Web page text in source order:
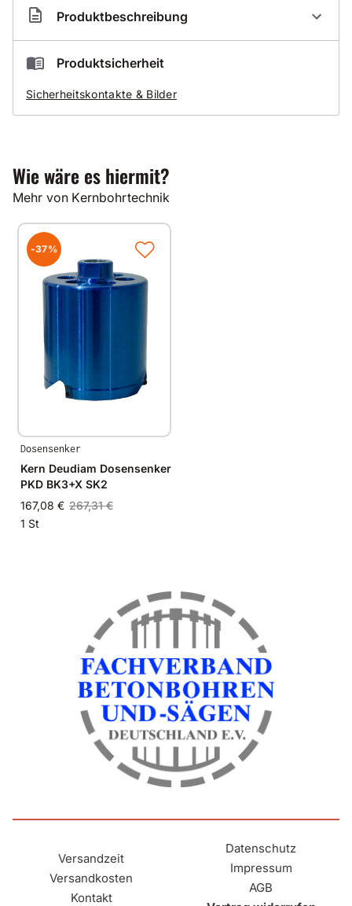
Artikelnummer KD000006
Produktbeschreibung
Kern Deudiam Dosensenker PKD BK3+X
je nach Härte 5 - 15 Sek.
Herstellung
gelasert (patentiert)
Schaftausführung
seitlich geschlitzt
Besatztyp
PKD
Anschluss
Ø 68 mm / Ø 82 mm
75 mm
3,0 x 3,75 x 5,0 mm
Gewicht
0,58 kg / 0,65 kg
Produktsicherheit
Sicherheitskontakte & Bilder
Wie wäre es hiermit?
Mehr von Kernbohrtechnik
-37%
Dosensenker
Kern Deudiam Dosensenker
PKD BK3+X SK2
167,08 € 267,31 €
1 St
Versandzeit
Versandkosten
Kontakt
Datenschutz
Impressum
AGB